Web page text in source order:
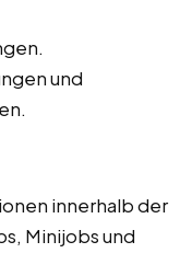
und
innerhalb der
Minijobs und